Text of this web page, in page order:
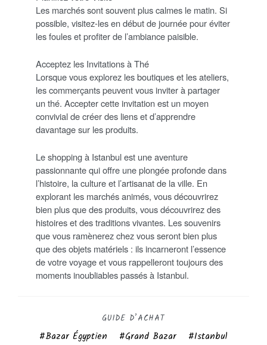
Les marchés sont souvent plus calmes le matin. Si
possible, visitez-les en début de journée pour éviter
les foules et profiter de l’ambiance paisible.
Acceptez les Invitations à Thé
Lorsque vous explorez les boutiques et les ateliers,
les commerçants peuvent vous inviter à partager
un thé. Accepter cette invitation est un moyen
convivial de créer des liens et d’apprendre
davantage sur les produits.
Le shopping à Istanbul est une aventure
passionnante qui offre une plongée profonde dans
l’histoire, la culture et l’artisanat de la ville. En
explorant les marchés animés, vous découvrirez
bien plus que des produits, vous découvrirez des
histoires et des traditions vivantes. Les souvenirs
que vous ramènerez chez vous seront bien plus
que des objets matériels : ils incarneront l’essence
de votre voyage et vous rappelleront toujours des
moments inoubliables passés à Istanbul.
GUIDE D’ACHAT
Bazar Égyptien Grand Bazar Istanbul